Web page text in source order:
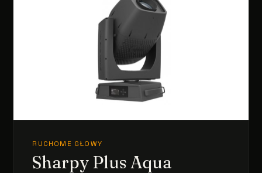
RUCHOME GŁOWY
Sharpy Plus Aqua